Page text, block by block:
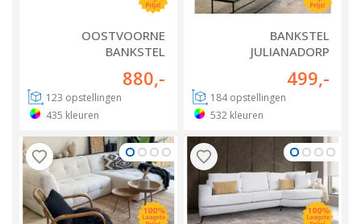
OOSTVOORNE
BANKSTEL
880,-
123 opstellingen
435 kleuren
BANKSTEL
JULIANADORP
499,-
184 opstellingen
532 kleuren